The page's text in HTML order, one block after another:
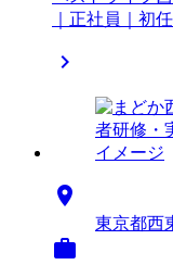
｜正社員｜初


東京都西
